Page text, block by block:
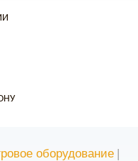
оборудование |